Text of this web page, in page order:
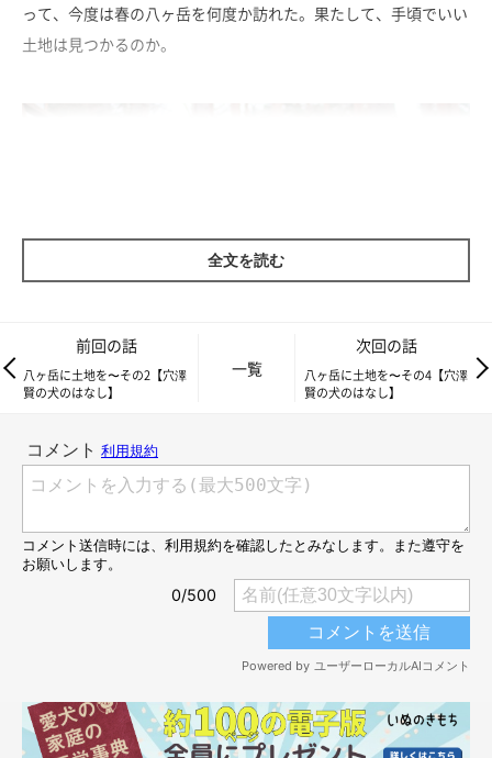
って、今度は春の八ヶ岳を何度か訪れた。果たして、手頃でいい
土地は見つかるのか。
移住アドバイザーの友枝さん曰く「冬、とくに2月の八ヶ岳が一
番厳しい。それ以外の季節は最高」とのことだった。それで実際
に２月に行ってみたのだが、たしかに雪と寒さは厳しい。が、景
色は最高だし、空気が乾燥しているし、防寒対策をばっちりして
おけば凍えるほどではなかった（日帰りだったので夜は知らな
全文を読む
前回の話
八ヶ岳に土地を〜その2【穴澤
賢の犬のはなし】
一覧
次回の話
八ヶ岳に土地を〜その4【穴澤
賢の犬のはなし】